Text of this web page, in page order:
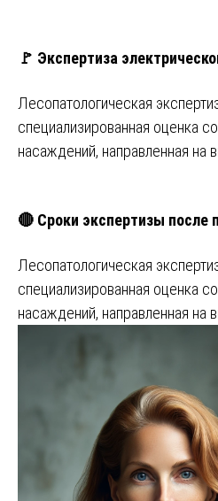
🚩 Экспертиза
Лесопатологическая
специализированная оценка
насаждений, направленная на
🔴 Сроки экспертизы после
Лесопатологическая
специализированная оценка
насаждений, направленная на